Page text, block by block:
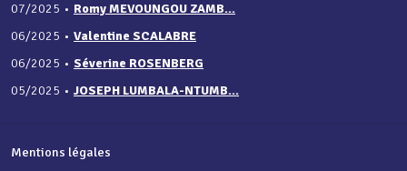
07/2025 • Romy MEVOUNGOU ZAMB...
06/2025 • Valentine SCALABRE
06/2025 • Séverine ROSENBERG
05/2025 • JOSEPH LUMBALA-NTUMB...
Mentions légales